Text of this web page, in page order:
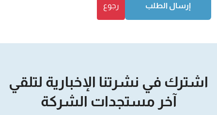
إرسال الطلب رجوع
اشترك في نشرتنا الإخبارية لتلقي
آخر مستجدات الشركة